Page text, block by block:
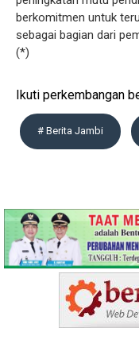
berkomitmen untuk
sebagai bagian dari
(*)
Ikuti perkembangan
# Berita Jambi